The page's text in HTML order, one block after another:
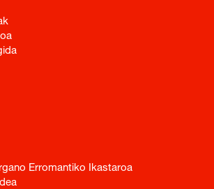
Erromantiko Ikastaroa